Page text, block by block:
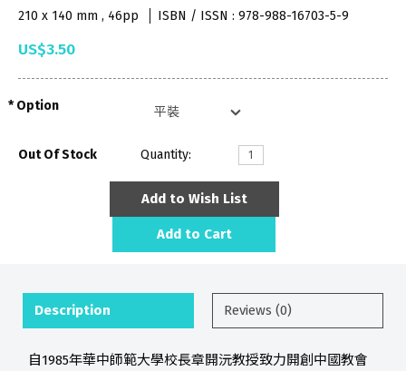
210 x 140 mm , 46pp
ISBN / ISSN : 978-988-16703-5-9
US$3.50
Option
Out Of Stock Quantity:
Add to Wish List
Add to Cart
Description Reviews (0)
自1985年華中師範大學校長章開沅教授致力開創中國教會